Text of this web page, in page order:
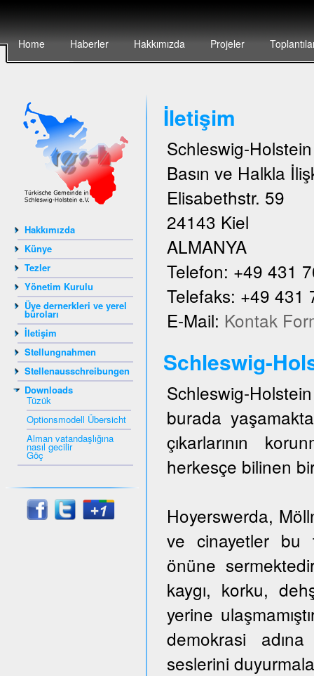
Home Haberler Hakkımızda Projeler
Hakkımızda
Künye
Tezler
Yönetim Kurulu
Üye dernerkleri ve yerel
büroları
İletişim
Stellungnahmen
Stellenausschreibungen
Downloads
Tüzük
Optionsmodell Übersicht
Alman vatandaşlığına
nasıl gecilir
Göç
İletişim
Schleswig-
Basın ve Halkla
Elisabethstr. 59
24143 Kiel
ALMANYA
Telefon: +49 431
Telefaks: +49 431
E-Mail: Kontak
Schleswig-
Schleswig-
burada
çıkarlarının
herkesçe bilinen
Hoyerswerda,
ve cinayetler bu
önüne
kaygı, korku,
yerine
demokrasi
seslerini